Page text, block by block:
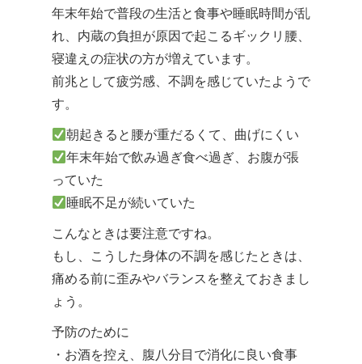
年末年始で普段の生活と食事や睡眠時間が乱
れ、内蔵の負担が原因で起こるギックリ腰、
寝違えの症状の方が増えています。
前兆として疲労感、不調を感じていたようで
す。
朝起きると腰が重だるくて、曲げにくい
年末年始で飲み過ぎ食べ過ぎ、お腹が張
っていた
睡眠不足が続いていた
こんなときは要注意ですね。
もし、こうした身体の不調を感じたときは、
痛める前に歪みやバランスを整えておきまし
ょう。
予防のために
・お酒を控え、腹八分目で消化に良い食事